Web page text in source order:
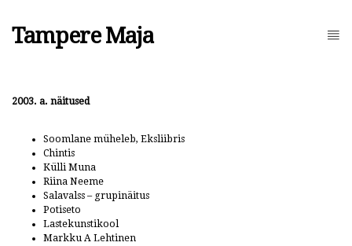
Tampere Maja
2003. a. näitused
Soomlane müheleb, Eksliibris
Chintis
Külli Muna
Riina Neeme
Salavalss – grupinäitus
Potiseto
Lastekunstikool
Markku A Lehtinen